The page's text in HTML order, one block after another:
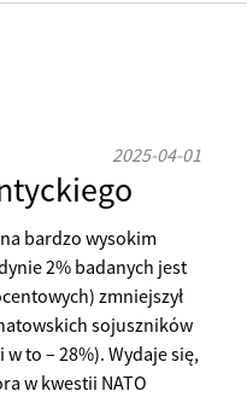
2025-04-01
bardzo wysokim
2% badanych jest
zmniejszył
sojuszników
to – 28%). Wydaje się,
w kwestii NATO